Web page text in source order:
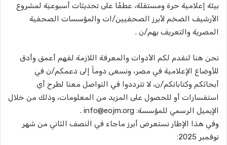
بيئة إعلامية حرة ومستقلة، عطفًا على تحديثات أسبوعية لمشروع
الأرشيف الضخم لأبرز الصحفيين/ات والمؤسسات الصحفية
المصرية والتعريف بهم/ن .
نحن هنا لنقدم لكم الأدوات والمعرفة اللازمة لفهم أعمق وأدق
للأوضاع الإعلامية في مصر، ونسعى دوماً إلى دعمكم/ن في
أبحاثكم وكتاباتكم/ن، لا تترددوا في التواصل معنا لطرح أي
استفسارات أو للحصول على المزيد من المعلومات، وذلك من خلال
الإيميل الرسمي للمؤسسة: info@eojm.org
.
وفي هذا الإطار نستعرض أبرز ماجاء في النصف الثاني من شهر
نوفمبر 2025: